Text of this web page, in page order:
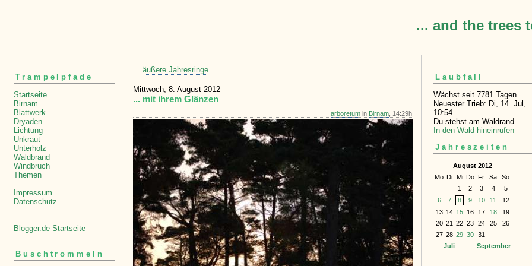
... and the trees
Trampelpfade
Startseite
Birnam
Blattwerk
Dryaden
Lichtung
Unkraut
Unterholz
Waldbrand
Windbruch
Themen
Impressum
Datenschutz
Blogger.de Startseite
Buschtrommeln
... äußere Jahresringe
Mittwoch, 8. August 2012
... mit ihrem Glänzen
arboretum in Birnam , 14:29h
Laubfall
Wächst seit 7781 Tagen
Neuester Trieb: Di, 14. Jul,
10:54
Du stehst am Waldrand ...
In den Wald hineinrufen
Jahreszeiten
August 2012
Mo Di Mi Do Fr Sa
So
1
2 3 4
5
6
7 8 9 10 11
12
13 14 15 16 17 18
19
20 21 22 23 24 25
26
27 28 29 30 31
Juli
September